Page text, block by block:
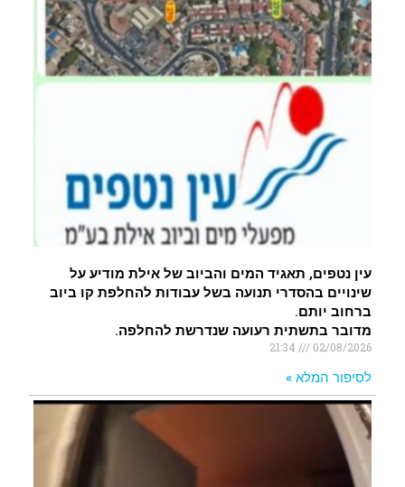
עין נטפים, תאגיד המים והביוב של אילת מודיע על
שינויים בהסדרי תנועה בשל עבודות להחלפת קו ביוב
ברחוב יותם.
מדובר בתשתית רעועה שנדרשת להחלפה.
02/08/2026
לסיפור המלא »